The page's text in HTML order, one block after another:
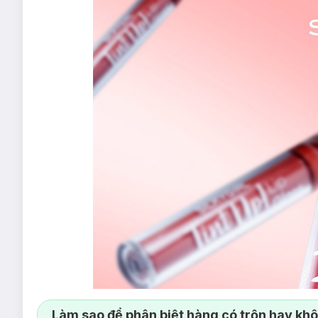
Làm sao để phân biệt hàng có trộn hay